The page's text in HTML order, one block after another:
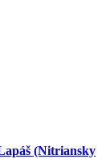
(Nitriansky